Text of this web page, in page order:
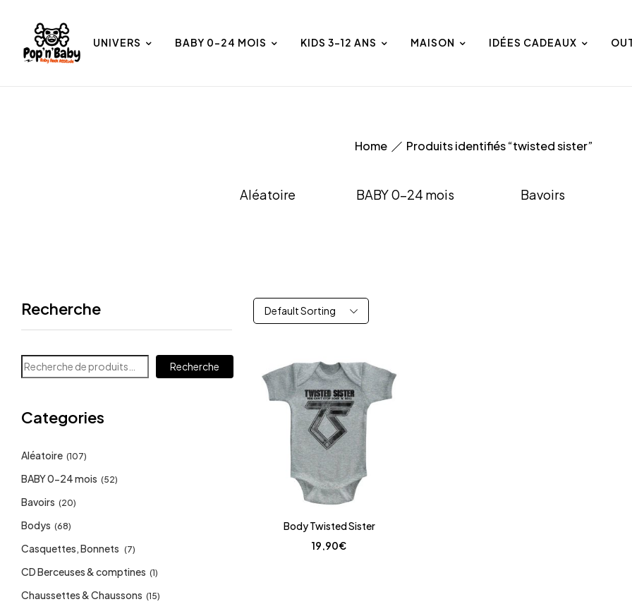
UNIVERS BABY 0-24 MOIS KIDS 3-12 ANS MAISON IDÉES CADEAUX
Home Produits identifiés “twisted sister”
Aléatoire BABY 0-24 mois Bavoirs
Recherche
Recherche
Categories
Aléatoire (107)
BABY 0-24 mois (52)
Bavoirs (20)
Bodys (68)
Casquettes, Bonnets (7)
CD Berceuses & comptines (1)
Chaussettes & Chaussons (15)
Default Sorting
Body Twisted Sister
19,90€